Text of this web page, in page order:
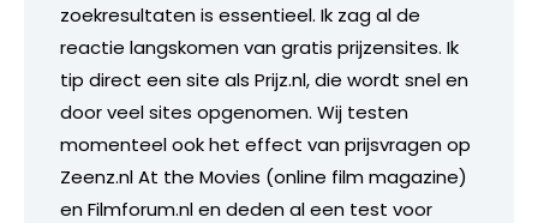
zoekresultaten is essentieel. Ik zag al de
reactie langskomen van gratis prijzensites. Ik
tip direct een site als Prijz.nl, die wordt snel en
door veel sites opgenomen. Wij testen
momenteel ook het effect van prijsvragen op
Zeenz.nl At the Movies (online film magazine)
en Filmforum.nl en deden al een test voor